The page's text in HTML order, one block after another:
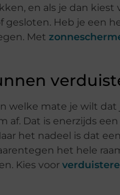
en als je dan
Heb je een
Met
welke mate je wilt
af. Dat is enerzijds
het nadeel is dat
het hele
Kies voor